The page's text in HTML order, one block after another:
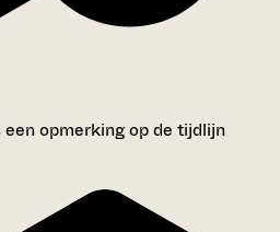
opmerking op de tijdlijn